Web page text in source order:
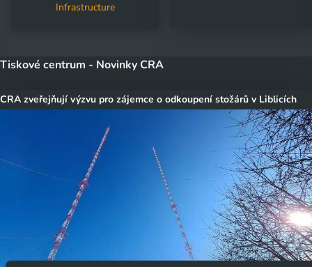
Infrastructure
Tiskové centrum - Novinky CRA
CRA zveřejňují výzvu pro zájemce o odkoupení stožárů v Liblicích